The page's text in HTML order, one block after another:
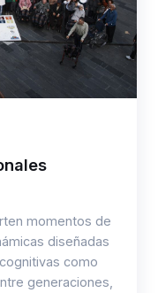
momentos de
diseñadas
como
generaciones,